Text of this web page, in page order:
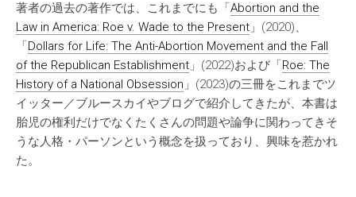
著者の過去の著作では、これまでにも「Abortion and the
Law in America: Roe v. Wade to the Present 」(2020)、
「Dollars for Life: The Anti-Abortion Movement and the Fall
of the Republican Establishment 」(2022)および「Roe: The
History of a National Obsession 」(2023)の三冊をこれまでツ
イッター／ブルースカイやブログで紹介してきたが、本書は
胎児の権利だけでなくたくさんの問題や論争に関わってきそ
うな人格・パーソンという概念を扱っており、興味を惹かれ
た。